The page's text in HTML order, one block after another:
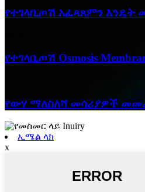
የተገላቢጦሽ አፈጻጸምን እንዴት
የተገላቢጦሽ Osmosis
የውሃ ማለስለሻ መሳሪያዎች
ኢሜል ላክ
x